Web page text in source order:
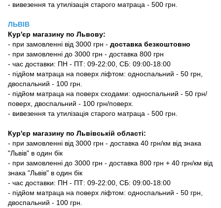
- вивезення та утилізація старого матраца - 500 грн.
ЛЬВІВ
Кур'єр магазину по Львову:
- при замовленні від 3000 грн - доставка безкоштовно
- при замовленні до 3000 грн - доставка 800 грн
- час доставки: ПН - ПТ: 09-22:00, СБ: 09:00-18:00
- підйом матраца на поверх ліфтом: односпальний - 50 грн,
двоспальний - 100 грн.
- підйом матраца на поверх сходами: односпальний - 50 грн/
поверх, двоспальний - 100 грн/поверх.
- вивезення та утилізація старого матраца - 500 грн.
Кур'єр магазину по Львівській області:
- при замовленні від 3000 грн - доставка 40 грн/км від знака
"Львів" в один бік
- при замовленні до 3000 грн - доставка 800 грн + 40 грн/км від
знака "Львів" в один бік
- час доставки: ПН - ПТ: 09-22:00, СБ: 09:00-18:00
- підйом матраца на поверх ліфтом: односпальний - 50 грн,
двоспальний - 100 грн.